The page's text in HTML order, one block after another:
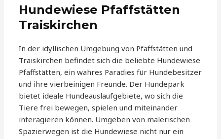
Hundewiese Pfaffstätten
Traiskirchen
In der idyllischen Umgebung von Pfaffstätten und
Traiskirchen befindet sich die beliebte Hundewiese
Pfaffstätten, ein wahres Paradies für Hundebesitzer
und ihre vierbeinigen Freunde. Der Hundepark
bietet ideale Hundeauslaufgebiete, wo sich die
Tiere frei bewegen, spielen und miteinander
interagieren können. Umgeben von malerischen
Spazierwegen ist die Hundewiese nicht nur ein